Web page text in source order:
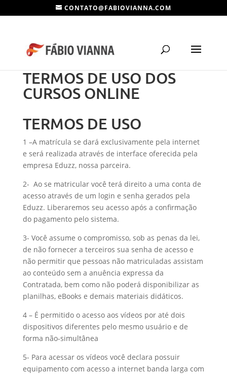
CONTATO@FABIOVIANNA.COM
TERMOS DE USO DOS
CURSOS ONLINE
TERMOS DE USO
1 –A matrícula se dará exclusivamente pela internet
e será realizada através de interface oferecida pela
empresa Eduzz, nossa parceira.
2- Ao se matricular você terá direito a uma conta de
acesso através de um login e senha gerados pela
Eduzz. Liberaremos seu acesso após a confirmação
do pagamento pelo sistema.
3- Você assume o compromisso, sob as penas da lei,
de não fornecer a terceiros sua senha de acesso e
não permitir que pessoas não matriculadas assistam
ao conteúdo sem a anuência expressa da
Contratada, bem como não poderá disponibilizar as
planilhas, eBooks e demais materiais didáticos.
4 – É permitido o acesso aos vídeos por até dois
dispositivos diferentes pelo mesmo usuário e de
forma não-simultânea
5- Para acessar os vídeos você declara possuir
equipamento com acesso a internet banda larga com